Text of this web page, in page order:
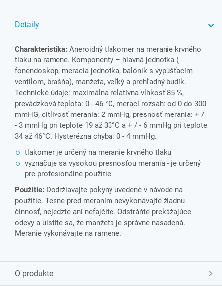
Detaily
Charakteristika: Aneroidný tlakomer na meranie krvného
tlaku na ramene. Komponenty – hlavná jednotka (
fonendoskop, meracia jednotka, balónik s vypúšťacím
ventilom, brašňa), manžeta, veľký a prehľadný budík.
Technické údaje: maximálna relatívna vlhkosť 85 %,
prevádzková teplota: 0 - 46 °C, merací rozsah: od 0 do 300
mmHG, citlivosť merania: 2 mmHg, presnosť merania: + /
- 3 mmHg pri teplote 19 až 33°C a + / - 6 mmHg pri teplote
34 až 46°C. Hysterézna chyba: 0 - 4 mmHg.
tlakomer je určený na meranie krvného tlaku
vyznačuje sa vysokou presnosťou merania - je určený
pre profesionálne použitie
Použitie: Dodržiavajte pokyny uvedené v návode na
použitie. Tesne pred meraním nevykonávajte žiadnu
činnosť, nejedzte ani nefajčite. Odstráňte prekážajúce
odevy a uistite sa, že manžeta je správne nasadená.
Meranie vykonávajte na ramene.
O produkte